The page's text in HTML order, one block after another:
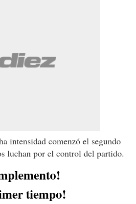
intensidad comenzó el segundo
luchan por el control del partido.
tiempo!